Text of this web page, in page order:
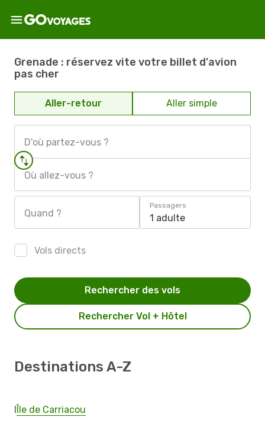
Grenade : réservez vite votre billet d'avion
pas cher
Aller-retour Aller simple
D'où partez-vous ?
Où allez-vous ?
Quand ?
Passagers
1 adulte
Vols directs
Rechercher Vol + Hôtel
Rechercher des vols
Destinations A-Z
IÎle de Carriacou